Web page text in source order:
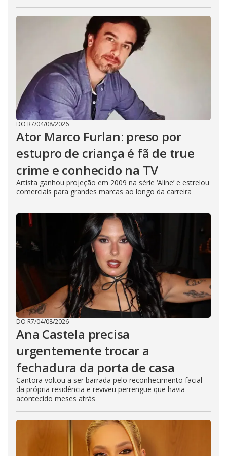
DO R7/04/08/2026
Ator Marco Furlan: preso por
estupro de criança é fã de true
crime e conhecido na TV
Artista ganhou projeção em 2009 na série ‘Aline’ e estrelou
comerciais para grandes marcas ao longo da carreira
DO R7/04/08/2026
Ana Castela precisa
urgentemente trocar a
fechadura da porta de casa
Cantora voltou a ser barrada pelo reconhecimento facial
da própria residência e reviveu perrengue que havia
acontecido meses atrás